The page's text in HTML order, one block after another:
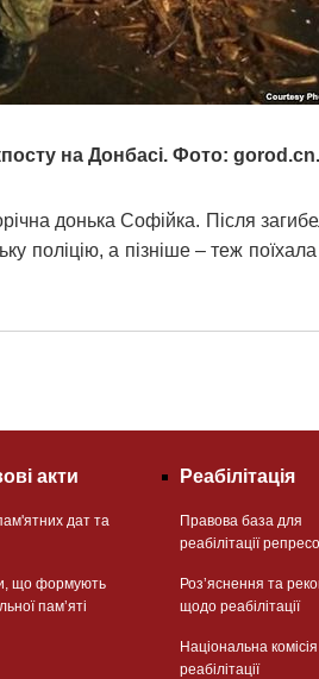
на Донбасі. Фото:
донька Софійка. Після
поліцію, а пізніше – теж
акти
дат та
що формують
памʼяті
Реабілітація
Правова база для
реабілітації
Розʼяснення та
щодо реабілітації
Національна комісія
реабілітації